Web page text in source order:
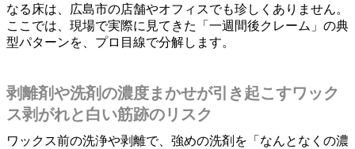
なる床は、広島市の店舗やオフィスでも珍しくありません。
ここでは、現場で実際に見てきた「一週間後クレーム」の典
型パターンを、プロ目線で分解します。
剥離剤や洗剤の濃度まかせが引き起こすワック
ス剥がれと白い筋跡のリスク
ワックス前の洗浄や剥離で、強めの洗剤を「なんとなくの濃